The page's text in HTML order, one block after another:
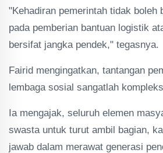
"Kehadiran pemerintah tidak boleh
pada pemberian bantuan logistik
bersifat jangka pendek," tegasnya.
Fairid mengingatkan, tantangan
lembaga sosial sangatlah
Ia mengajak, seluruh elemen
swasta untuk turut ambil bagian,
jawab dalam merawat generasi